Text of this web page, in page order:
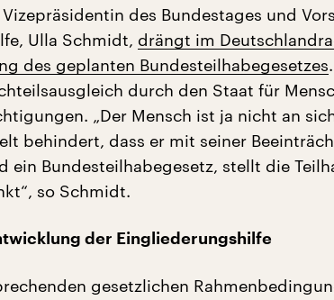
des Bundestages und
Ulla Schmidt, drängt im
des geplanten Bundesteilhabegesetzes
durch den Staat für
„Der Mensch ist ja nicht an
behindert, dass er mit seiner
ein Bundesteilhabegesetz, stellt die
so Schmidt.
der Eingliederungshilfe
gesetzlichen